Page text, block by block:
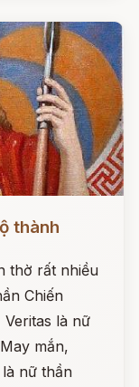
thành
thờ rất nhiều
Chiến
là nữ
mắn,
nữ thần